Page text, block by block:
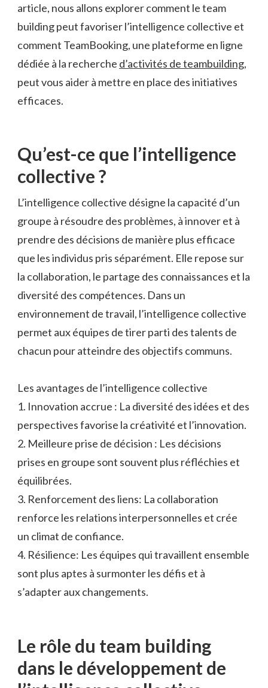
article, nous allons explorer comment le team
building peut favoriser l’intelligence collective et
comment TeamBooking, une plateforme en ligne
dédiée à la recherche d’activités de teambuilding,
peut vous aider à mettre en place des initiatives
efficaces.
Qu’est-ce que l’intelligence
collective ?
L’intelligence collective désigne la capacité d’un
groupe à résoudre des problèmes, à innover et à
prendre des décisions de manière plus efficace
que les individus pris séparément. Elle repose sur
la collaboration, le partage des connaissances et la
diversité des compétences. Dans un
environnement de travail, l’intelligence collective
permet aux équipes de tirer parti des talents de
chacun pour atteindre des objectifs communs.
Les avantages de l’intelligence collective
1. Innovation accrue : La diversité des idées et des
perspectives favorise la créativité et l’innovation.
2. Meilleure prise de décision : Les décisions
prises en groupe sont souvent plus réfléchies et
équilibrées.
3. Renforcement des liens: La collaboration
renforce les relations interpersonnelles et crée
un climat de confiance.
4. Résilience: Les équipes qui travaillent ensemble
sont plus aptes à surmonter les défis et à
s’adapter aux changements.
Le rôle du team building
dans le développement de